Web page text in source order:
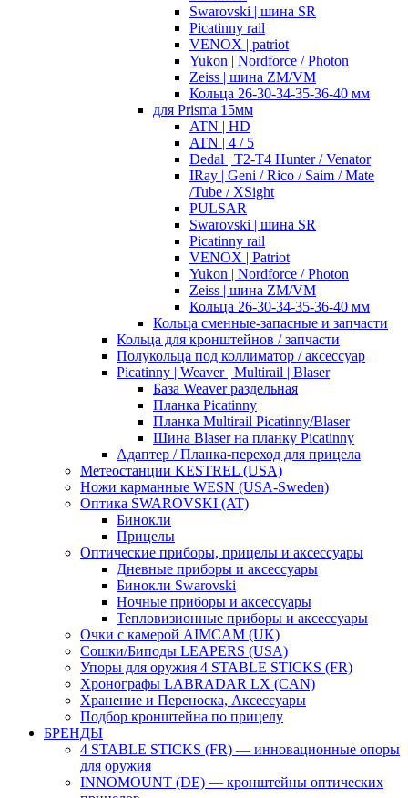
Swarovski | шина SR
Picatinny rail
VENOX | patriot
Yukon | Nordforce / Photon
Zeiss | шина ZM/VM
Кольца 26-30-34-35-36-40 мм
для Prisma 15мм
ATN | HD
ATN | 4 / 5
Dedal | T2-T4 Hunter / Venator
IRay | Geni / Rico / Saim / Mate
/Tube / XSight
PULSAR
Swarovski | шина SR
Picatinny rail
VENOX | Patriot
Yukon | Nordforce / Photon
Zeiss | шина ZM/VM
Кольца 26-30-34-35-36-40 мм
Кольца сменные-запасные и запчасти
Кольца для кронштейнов / запчасти
Полукольца под коллиматор / аксессуар
Picatinny | Weaver | Multirail | Blaser
База Weaver раздельная
Планка Picatinny
Планка Multirail Picatinny/Blaser
Шина Blaser на планку Picatinny
Адаптер / Планка-переход для прицела
Метеостанции KESTREL (USA)
Ножи карманные WESN (USA-Sweden)
Оптика SWAROVSKI (AT)
Бинокли
Прицелы
Оптические приборы, прицелы и аксессуары
Дневные приборы и аксессуары
Бинокли Swarovski
Ночные приборы и аксессуары
Тепловизионные приборы и аксессуары
Очки с камерой AIMCAM (UK)
Сошки/Биподы LEAPERS (USA)
Упоры для оружия 4 STABLE STICKS (FR)
Хронографы LABRADAR LX (CAN)
Хранение и Переноска, Аксессуары
Подбор кронштейна по прицелу
БРЕНДЫ
4 STABLE STICKS (FR) — инновационные опоры
для оружия
INNOMOUNT (DE) — кронштейны оптических